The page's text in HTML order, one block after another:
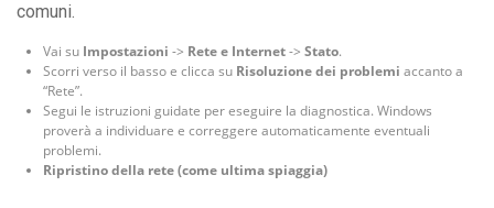
comuni.
Vai su Impostazioni -> Rete e Internet-> Stato.
Scorri verso il basso e clicca su Risoluzione dei problemi accanto a
“Rete”.
Segui le istruzioni guidate per eseguire la diagnostica. Windows
proverà a individuare e correggere automaticamente eventuali
problemi.
Ripristino della rete (come ultima spiaggia)